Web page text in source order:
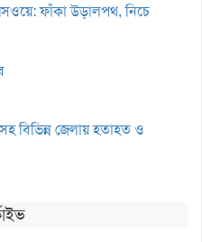
ফাঁকা উড়ালপথ, নিচে
বিভিন্ন জেলায় হতাহত ও